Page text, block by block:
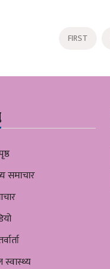
FIRST
समाचार
स्वास्थ्य